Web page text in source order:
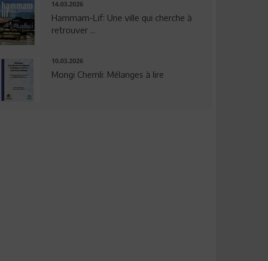
14.03.2026
Hammam-Lif: Une ville qui cherche à
retrouver ...
10.03.2026
Mongi Chemli: Mélanges à lire